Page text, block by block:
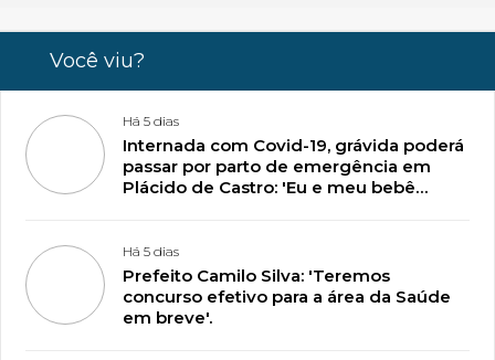
Você viu?
Há 5 dias
Internada com Covid-19, grávida poderá
passar por parto de emergência em
Plácido de Castro: 'Eu e meu bebê
Há 5 dias
Prefeito Camilo Silva: 'Teremos
concurso efetivo para a área da Saúde
em breve'.